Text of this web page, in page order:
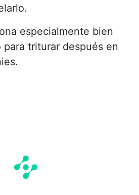
especialmente bien
para triturar después en